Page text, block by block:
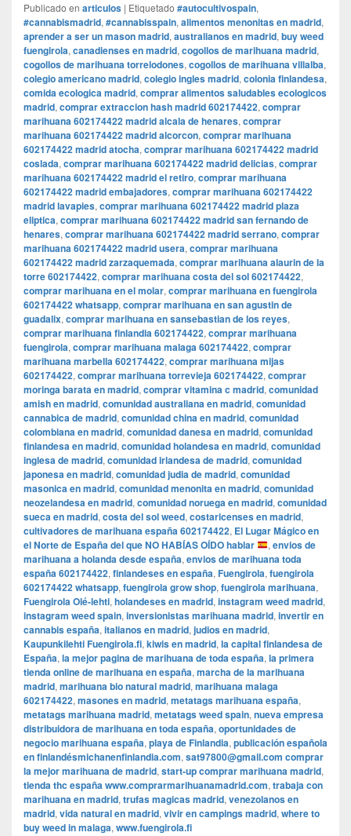
Publicado en articulos | Etiquetado #autocultivospain,
#cannabismadrid, #cannabisspain, alimentos menonitas en madrid,
aprender a ser un mason madrid, australianos en madrid, buy weed
fuengirola, canadienses en madrid, cogollos de marihuana madrid,
cogollos de marihuana torrelodones, cogollos de marihuana villalba,
colegio americano madrid, colegio ingles madrid, colonia finlandesa,
comida ecologica madrid, comprar alimentos saludables ecologicos
madrid, comprar extraccion hash madrid 602174422, comprar
marihuana 602174422 madrid alcala de henares, comprar
marihuana 602174422 madrid alcorcon, comprar marihuana
602174422 madrid atocha, comprar marihuana 602174422 madrid
coslada, comprar marihuana 602174422 madrid delicias, comprar
marihuana 602174422 madrid el retiro, comprar marihuana
602174422 madrid embajadores, comprar marihuana 602174422
madrid lavapies, comprar marihuana 602174422 madrid plaza
eliptica, comprar marihuana 602174422 madrid san fernando de
henares, comprar marihuana 602174422 madrid serrano, comprar
marihuana 602174422 madrid usera, comprar marihuana
602174422 madrid zarzaquemada, comprar marihuana alaurin de la
torre 602174422, comprar marihuana costa del sol 602174422,
comprar marihuana en el molar, comprar marihuana en fuengirola
602174422 whatsapp, comprar marihuana en san agustin de
guadalix, comprar marihuana en sansebastian de los reyes,
comprar marihuana finlandia 602174422, comprar marihuana
fuengirola, comprar marihuana malaga 602174422, comprar
marihuana marbella 602174422, comprar marihuana mijas
602174422, comprar marihuana torrevieja 602174422, comprar
moringa barata en madrid, comprar vitamina c madrid, comunidad
amish en madrid, comunidad australiana en madrid, comunidad
cannabica de madrid, comunidad china en madrid, comunidad
colombiana en madrid, comunidad danesa en madrid, comunidad
finlandesa en madrid, comunidad holandesa en madrid, comunidad
inglesa de madrid, comunidad irlandesa de madrid, comunidad
japonesa en madrid, comunidad judia de madrid, comunidad
masonica en madrid, comunidad menonita en madrid, comunidad
neozelandesa en madrid, comunidad noruega en madrid, comunidad
sueca en madrid, costa del sol weed, costaricenses en madrid,
cultivadores de marihuana españa 602174422, El Lugar Mágico en
el Norte de España del que NO HABÍAS OÍDO hablar
, envios de
marihuana a holanda desde españa, envios de marihuana toda
españa 602174422, finlandeses en españa, Fuengirola, fuengirola
602174422 whatsapp, fuengirola grow shop, fuengirola marihuana,
Fuengirola Olé-lehti, holandeses en madrid, instagram weed madrid,
instagram weed spain, inversionistas marihuana madrid, invertir en
cannabis españa, italianos en madrid, judios en madrid,
Kaupunkilehti Fuengirola.fi, kiwis en madrid, la capital finlandesa de
España, la mejor pagina de marihuana de toda españa, la primera
tienda online de marihuana en españa, marcha de la marihuana
madrid, marihuana bio natural madrid, marihuana malaga
602174422, masones en madrid, metatags marihuana españa,
metatags marihuana madrid, metatags weed spain, nueva empresa
distribuidora de marihuana en toda españa, oportunidades de
negocio marihuana españa, playa de Finlandia, publicación española
en finlandésmichanenfinlandia.com, sat97800@gmail.com comprar
la mejor marihuana de madrid, start-up comprar marihuana madrid,
tienda thc españa www.comprarmarihuanamadrid.com, trabaja con
marihuana en madrid, trufas magicas madrid, venezolanos en
madrid, vida natural en madrid, vivir en campings madrid, where to
buy weed in malaga, www.fuengirola.fi